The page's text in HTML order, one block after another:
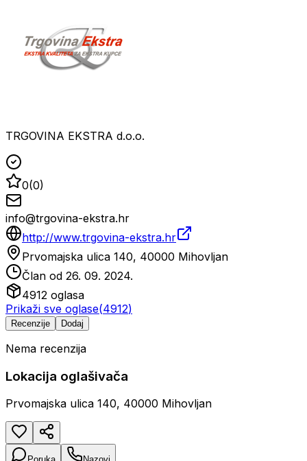
TRGOVINA EKSTRA d.o.o.
0(0)
info@trgovina-ekstra.hr
http://www.trgovina-ekstra.hr
Prvomajska ulica 140, 40000 Mihovljan
Član od 26. 09. 2024.
4912 oglasa
Prikaži sve oglase(4912)
Recenzije Dodaj
Nema recenzija
Lokacija oglašivača
Prvomajska ulica 140, 40000 Mihovljan